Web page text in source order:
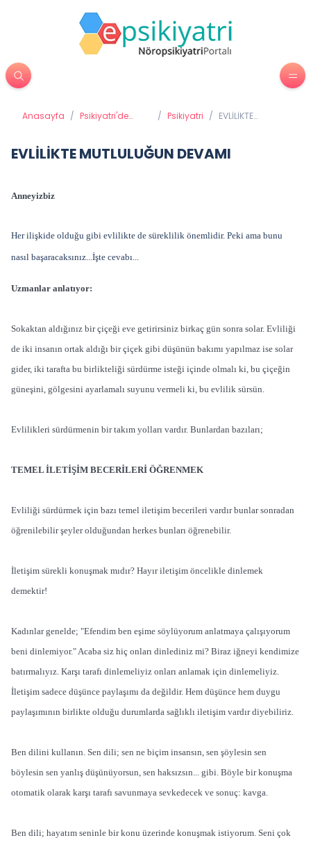
Anasayfa / Psikiyatri'de
/ Psikiyatri / EVLİLİKTE
EVLİLİKTE MUTLULUĞUN DEVAMI
Anneyizbiz
Her ilişkide olduğu gibi evlilikte de süreklilik önemlidir. Peki ama bunu
nasıl başaracaksınız...İşte cevabı...
Uzmanlar anlatıyor:
Sokaktan aldığınız bir çiçeği eve getirirsiniz birkaç gün sonra solar. Evliliği
de iki insanın ortak aldığı bir çiçek gibi düşünün bakımı yapılmaz ise solar
gider, iki tarafta bu birlikteliği sürdürme isteği içinde olmalı ki, bu çiçeğin
güneşini, gölgesini ayarlamalı suyunu vermeli ki, bu evlilik sürsün.
Evlilikleri sürdürmenin bir takım yolları vardır. Bunlardan bazıları;
TEMEL İLETİŞİM BECERİLERİ ÖĞRENMEK
Evliliği sürdürmek için bazı temel iletişim becerileri vardır bunlar sonradan
öğrenilebilir şeyler olduğundan herkes bunları öğrenebilir.
İletişim sürekli konuşmak mıdır? Hayır iletişim öncelikle dinlemek
demektir!
Kadınlar genelde; "Efendim ben eşime söylüyorum anlatmaya çalışıyorum
beni dinlemiyor." Acaba siz hiç onları dinlediniz mi? Biraz iğneyi kendimize
batırmalıyız. Karşı tarafı dinlemeliyiz onları anlamak için dinlemeliyiz.
İletişim sadece düşünce paylaşımı da değildir. Hem düşünce hem duygu
paylaşımının birlikte olduğu durumlarda sağlıklı iletişim vardır diyebiliriz.
Ben dilini kullanın. Sen dili; sen ne biçim insansın, sen şöylesin sen
böylesin sen yanlış düşünüyorsun, sen haksızsın... gibi. Böyle bir konuşma
otomatik olarak karşı tarafı savunmaya sevkedecek ve sonuç: kavga.
Ben dili; hayatım seninle bir konu üzerinde konuşmak istiyorum. Seni çok